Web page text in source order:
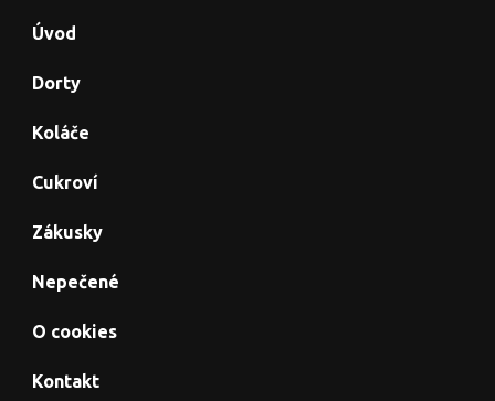
Úvod
Dorty
Koláče
Cukroví
Zákusky
Nepečené
O cookies
Kontakt